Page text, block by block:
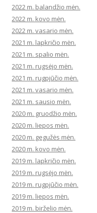
2022 m. balandžio mėn.
2022 m. kovo mėn.
2022 m. vasario mėn.
2021 m. lapkričio mėn.
2021 m. spalio mėn.
2021 m. rugsėjo mėn.
2021 m. rugpjūčio mėn.
2021 m. vasario mėn.
2021 m. sausio mėn.
2020 m. gruodžio mėn.
2020 m. liepos mėn.
2020 m. gegužės mėn.
2020 m. kovo mėn.
2019 m. lapkričio mėn.
2019 m. rugsėjo mėn.
2019 m. rugpjūčio mėn.
2019 m. liepos mėn.
2019 m. birželio mėn.